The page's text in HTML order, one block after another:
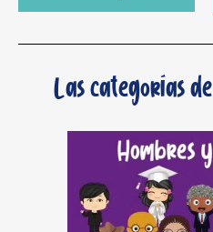
Las categorías